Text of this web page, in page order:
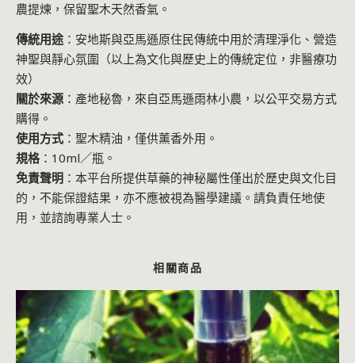
農提煉，保留聖木天然香氣。
傳統用途 ：安地斯與亞馬遜原住民傳統中用於清理淨化、營造
神聖與靜心氛圍（以上為文化與歷史上的傳統定位，非醫療功
效）
關於來源 ：產地秘魯，來自亞馬遜雨林小農，以公平交易方式
購得。
使用方式 ：聖木精油，僅供薰香外用。
規格：10ml／瓶。
免責聲明 ：本平台所提供草藥的神秘屬性僅出於歷史與文化目
的，不能保證結果，亦不應被視為醫學建議。請負責任地使
用，並諮詢專業人士。
相關商品